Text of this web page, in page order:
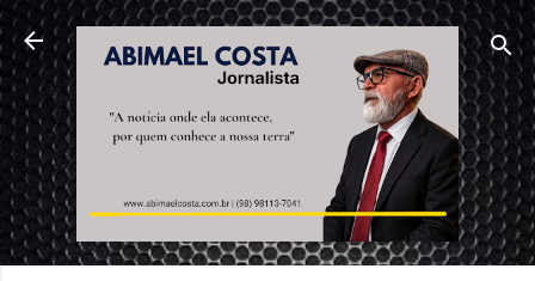
Pular para o conteúdo principal